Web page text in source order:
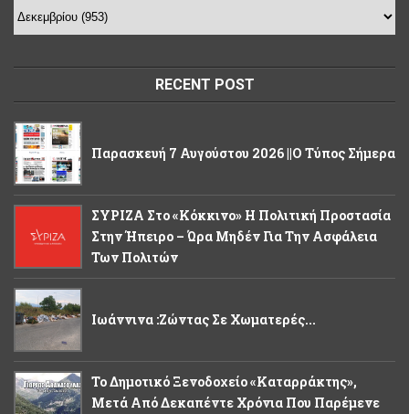
RECENT POST
Παρασκευή 7 Αυγούστου 2026 ||Ο Τύπος Σήμερα
ΣΥΡΙΖΑ Στο «κόκκινο» Η Πολιτική Προστασία
Στην Ήπειρο – Ώρα Μηδέν Για Την Ασφάλεια
Των Πολιτών
Ιωάννινα :Ζώντας Σε Χωματερές...
Το Δημοτικό Ξενοδοχείο «Καταρράκτης»,
Μετά Από Δεκαπέντε Χρόνια Που Παρέμενε